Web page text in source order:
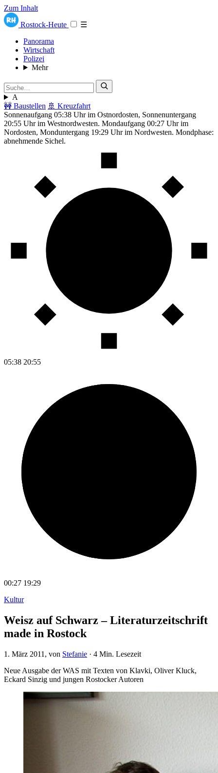
Zum Inhalt
Rostock-Heute
☰
Panorama
Wirtschaft
Polizei
Mehr
A
🚧 Baustellen 🚢 Kreuzfahrt
Sonnenaufgang 05:38 Uhr im Ostnordosten, Sonnenuntergang
20:55 Uhr im Westnordwesten. Mondaufgang 00:27 Uhr im
Nordosten, Monduntergang 19:29 Uhr im Nordwesten. Mondphase:
abnehmende Sichel.
05:38 20:55
00:27 19:29
Kultur
Weisz auf Schwarz – Literaturzeitschrift
made in Rostock
1. März 2011 , von Stefanie · 4 Min. Lesezeit
Neue Ausgabe der WAS mit Texten von Klavki, Oliver Kluck,
Eckard Sinzig und jungen Rostocker Autoren